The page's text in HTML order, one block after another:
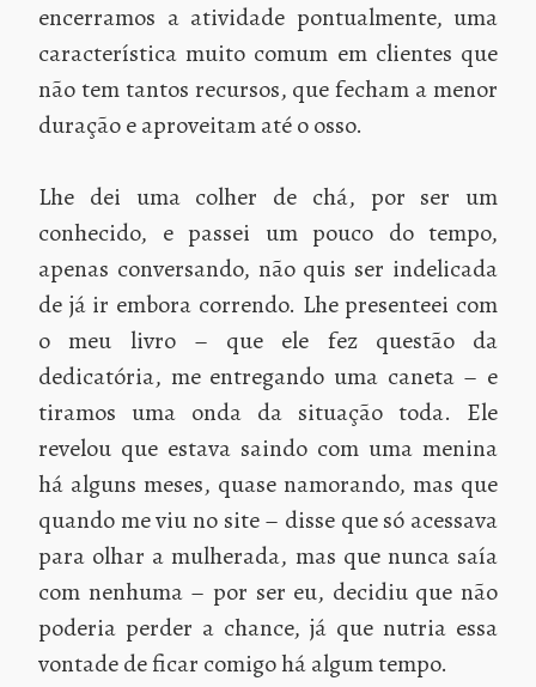
encerramos a atividade pontualmente, uma
característica muito comum em clientes que
não tem tantos recursos, que fecham a menor
duração e aproveitam até o osso.
Lhe dei uma colher de chá, por ser um
conhecido, e passei um pouco do tempo,
apenas conversando, não quis ser indelicada
de já ir embora correndo. Lhe presenteei com
o meu livro – que ele fez questão da
dedicatória, me entregando uma caneta – e
tiramos uma onda da situação toda. Ele
revelou que estava saindo com uma menina
há alguns meses, quase namorando, mas que
quando me viu no site – disse que só acessava
para olhar a mulherada, mas que nunca saía
com nenhuma – por ser eu, decidiu que não
poderia perder a chance, já que nutria essa
vontade de ficar comigo há algum tempo.